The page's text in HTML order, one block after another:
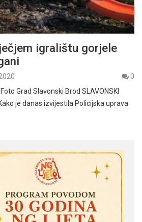
igralištu gorjele
0
Grad Slavonski Brod SLAVONSKI
je danas izvijestila Policijska uprava